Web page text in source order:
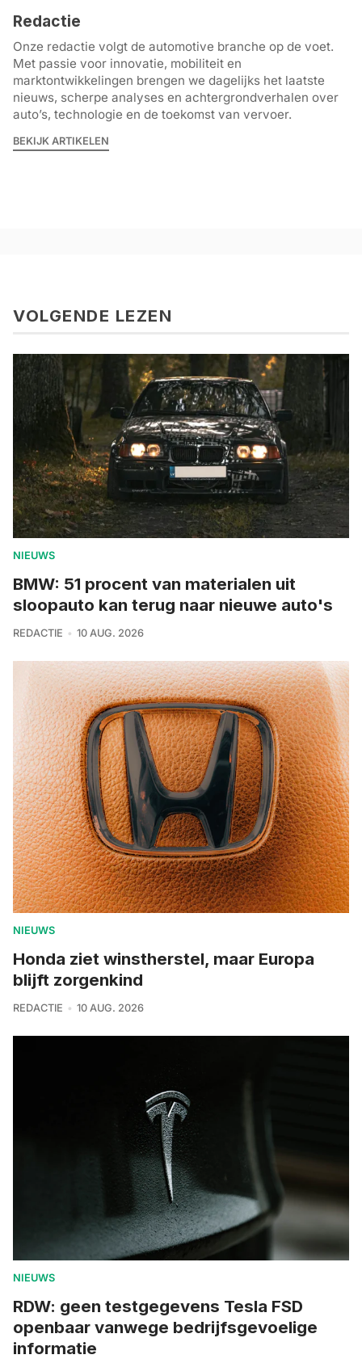
Redactie
Onze redactie volgt de automotive branche op de voet.
Met passie voor innovatie, mobiliteit en
marktontwikkelingen brengen we dagelijks het laatste
nieuws, scherpe analyses en achtergrondverhalen over
auto’s, technologie en de toekomst van vervoer.
BEKIJK ARTIKELEN
VOLGENDE LEZEN
NIEUWS
BMW: 51 procent van materialen uit
sloopauto kan terug naar nieuwe auto's
REDACTIE 10 AUG. 2026
NIEUWS
Honda ziet winstherstel, maar Europa
blijft zorgenkind
REDACTIE 10 AUG. 2026
NIEUWS
RDW: geen testgegevens Tesla FSD
openbaar vanwege bedrijfsgevoelige
informatie